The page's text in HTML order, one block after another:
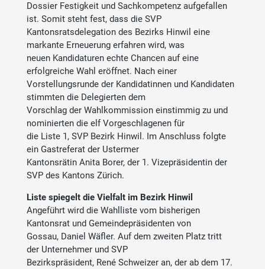
Dossier Festigkeit und Sachkompetenz aufgefallen
ist. Somit steht fest, dass die SVP
Kantonsratsdelegation des Bezirks Hinwil eine
markante Erneuerung erfahren wird, was
neuen Kandidaturen echte Chancen auf eine
erfolgreiche Wahl eröffnet. Nach einer
Vorstellungsrunde der Kandidatinnen und Kandidaten
stimmten die Delegierten dem
Vorschlag der Wahlkommission einstimmig zu und
nominierten die elf Vorgeschlagenen für
die Liste 1, SVP Bezirk Hinwil. Im Anschluss folgte
ein Gastreferat der Ustermer
Kantonsrätin Anita Borer, der 1. Vizepräsidentin der
SVP des Kantons Zürich.
Liste spiegelt die Vielfalt im Bezirk Hinwil
Angeführt wird die Wahlliste vom bisherigen
Kantonsrat und Gemeindepräsidenten von
Gossau, Daniel Wäfler. Auf dem zweiten Platz tritt
der Unternehmer und SVP
Bezirkspräsident, René Schweizer an, der ab dem 17.